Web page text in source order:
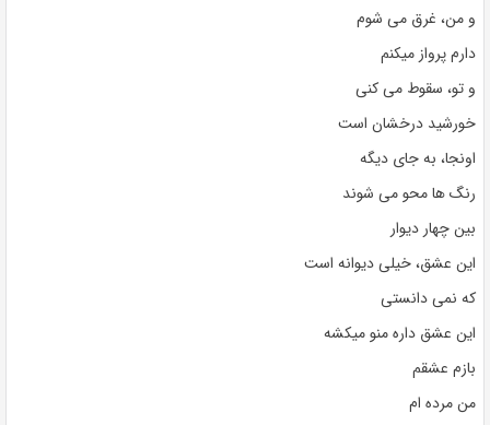
و من، غرق می شوم
دارم پرواز میکنم
و تو، سقوط می کنی
خورشید درخشان است
اونجا، به جای دیگه
رنگ ها محو می شوند
بین چهار دیوار
این عشق، خیلی دیوانه است
که نمی دانستی
این عشق داره منو میکشه
بازم عشقم
من مرده ام